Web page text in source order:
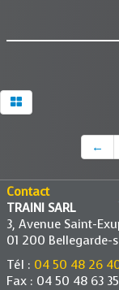
←
Contact
TRAINI SARL
3, Avenue Saint-
01 200 Bellegarde-
Tél : 04 50 48 26
Fax : 04 50 48 63 35